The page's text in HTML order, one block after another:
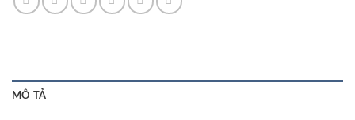
MÔ TẢ